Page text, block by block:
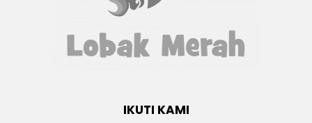
IKUTI KAMI